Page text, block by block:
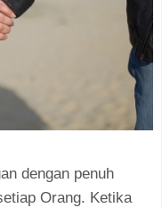
dengan penuh
Orang. Ketika